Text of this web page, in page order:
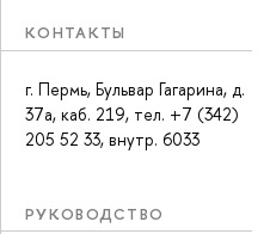
КОНТАКТЫ
г. Пермь, Бульвар Гагарина, д.
37а, каб. 219, тел. +7 (342)
205 52 33, внутр. 6033
РУКОВОДСТВО